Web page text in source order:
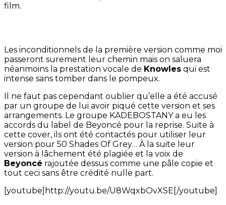
film.
Les inconditionnels de la première version comme moi
passeront surement leur chemin mais on saluera
néanmoins la prestation vocale de Knowles qui est
intense sans tomber dans le pompeux.
Il ne faut pas cependant oublier qu’elle a été accusé
par un groupe de lui avoir piqué cette version et ses
arrangements. Le groupe KADEBOSTANY a eu les
accords du label de Beyoncé pour la reprise. Suite à
cette cover, ils ont été contactés pour utiliser leur
version pour 50 Shades Of Grey… À la suite leur
version à lâchement été plagiée et la voix de
Beyoncé rajoutée dessus comme une pâle copie et
tout ceci sans être crédité nulle part.
[youtube]http://youtu.be/U8WqxbOvXSE[/youtube]